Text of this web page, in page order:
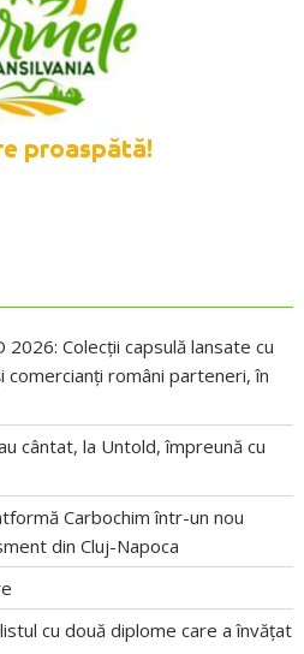
Colecții capsulă lansate cu
comercianți români parteneri, în
cântat, la Untold, împreună cu
Carbochim într-un nou
din Cluj-Napoca
cu două diplome care a învățat